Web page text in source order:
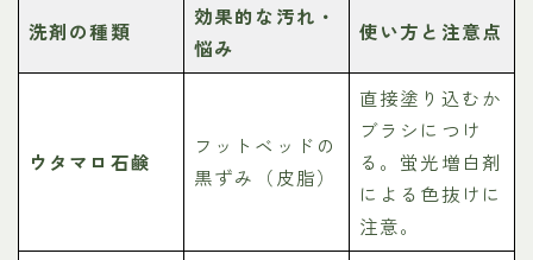
洗剤の種類
効果的な汚れ・
悩み
使い方と注意点
ウタマロ石鹸
フットベッドの
黒ずみ（皮脂）
直接塗り込むか
ブラシにつけ
る。蛍光増白剤
による色抜けに
注意。